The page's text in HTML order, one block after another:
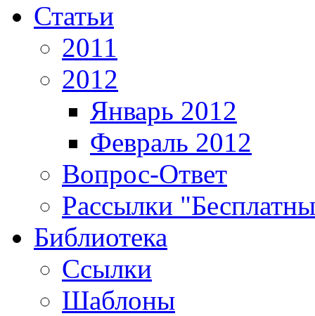
Статьи
2011
2012
Январь 2012
Февраль 2012
Вопрос-Ответ
Рассылки
Библиотека
Ссылки
Шаблоны